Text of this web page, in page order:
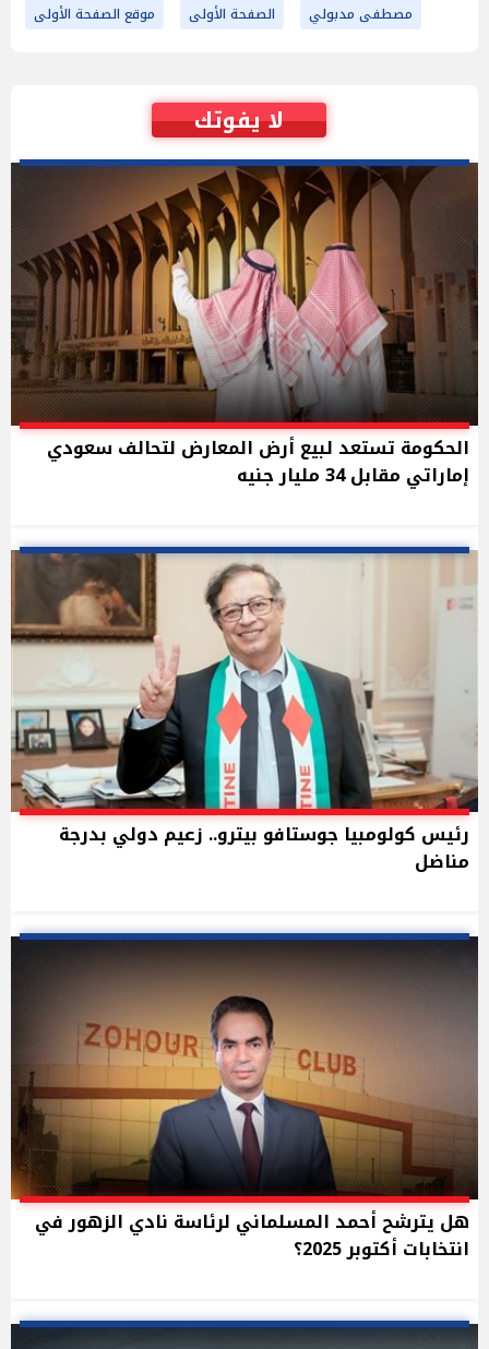
مصطفى مدبولي
الصفحة الأولى موقع الصفحة الأولى
لا يفوتك
الحكومة تستعد لبيع أرض المعارض لتحالف سعودي
إماراتي مقابل 34 مليار جنيه
رئيس كولومبيا جوستافو بيترو.. زعيم دولي بدرجة
مناضل
هل يترشح أحمد المسلماني لرئاسة نادي الزهور في
انتخابات أكتوبر 2025؟